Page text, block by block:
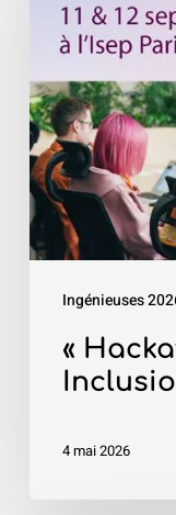
Ingénieuses
Mixité
Inclusion
»
–
Isep
«
4 mai 2026